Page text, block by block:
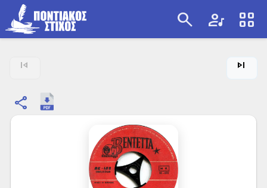
search artist view_cozy
skip_previous skip_next
share